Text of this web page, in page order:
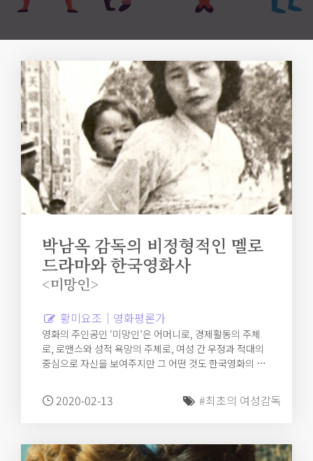
박남옥 감독의 비정형적인 멜로
드라마와 한국영화사
<미망인>
황미요조｜영화평론가
영화의 주인공인 ‘미망인’은 어머니로, 경제활동의 주체
로, 로맨스와 성적 욕망의 주체로, 여성 간 우정과 적대의
중심으로 자신을 보여주지만 그 어떤 것도 한국영화의 전
역할을 영화는 구태여 일관된 하나의 내러티브나 인물 설
정으로 끼워 맞추려고 하지 않는다.
2020-02-13 #최초의 여성감독